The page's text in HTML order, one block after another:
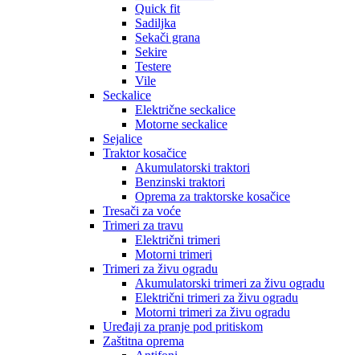
Quick fit
Sadiljka
Sekači grana
Sekire
Testere
Vile
Seckalice
Električne seckalice
Motorne seckalice
Sejalice
Traktor kosačice
Akumulatorski traktori
Benzinski traktori
Oprema za traktorske kosačice
Tresači za voće
Trimeri za travu
Električni trimeri
Motorni trimeri
Trimeri za živu ogradu
Akumulatorski trimeri za živu ogradu
Električni trimeri za živu ogradu
Motorni trimeri za živu ogradu
Uređaji za pranje pod pritiskom
Zaštitna oprema